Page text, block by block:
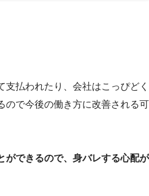
払われたり、会社はこっぴどく
ので今後の働き方に改善される可
ができるので、身バレする心配が